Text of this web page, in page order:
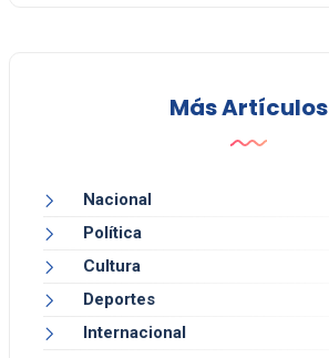
Más Artículos
Nacional
Política
Cultura
Deportes
Internacional